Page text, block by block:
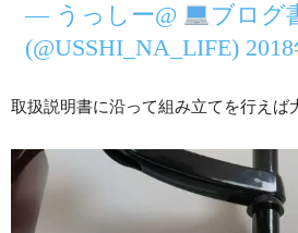
— うっしー@
ブログ
(@USSHI_NA_LIFE)
取扱説明書に沿って組み立てを行えば